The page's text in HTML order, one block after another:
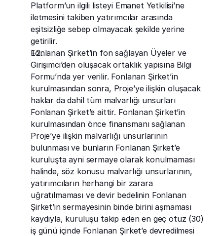
Platform’un ilgili listeyi Emanet Yetkilisi’ne
iletmesini takiben yatırımcılar arasında
eşitsizliğe sebep olmayacak şekilde yerine
getirilir.
Fonlanan Şirket’in fon sağlayan Üyeler ve
Girişimci’den oluşacak ortaklık yapısına Bilgi
Formu’nda yer verilir. Fonlanan Şirket’in
kurulmasından sonra, Proje’ye ilişkin oluşacak
haklar da dahil tüm malvarlığı unsurları
Fonlanan Şirket’e aittir. Fonlanan Şirket’in
kurulmasından önce finansmanı sağlanan
Proje’ye ilişkin malvarlığı unsurlarının
bulunması ve bunların Fonlanan Şirket’e
kuruluşta ayni sermaye olarak konulmaması
halinde, söz konusu malvarlığı unsurlarının,
yatırımcıların herhangi bir zarara
uğratılmaması ve devir bedelinin Fonlanan
Şirket’in sermayesinin binde birini aşmaması
kaydıyla, kuruluşu takip eden en geç otuz (30)
iş günü içinde Fonlanan Şirket’e devredilmesi